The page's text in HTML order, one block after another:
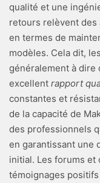
qualité et une
retours relèvent des
en termes de
modèles. Cela dit,
généralement à dire
excellent rapport
constantes et
de la capacité de
des professionnels
en garantissant une
initial. Les forums et
témoignages